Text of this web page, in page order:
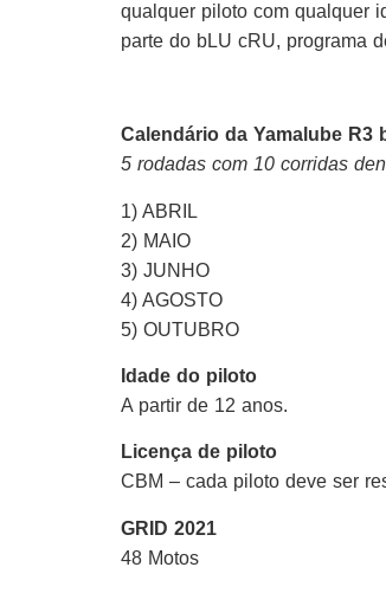
qualquer piloto com qualquer
parte do bLU cRU, programa
Calendário da Yamalube R3
5 rodadas com 10 corridas
1) ABRIL
2) MAIO
3) JUNHO
4) AGOSTO
5) OUTUBRO
Idade do piloto
A partir de 12 anos.
Licença de piloto
CBM – cada piloto deve ser
GRID 2021
48 Motos